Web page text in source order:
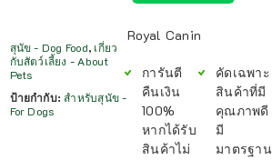
สุนัข - Dog Food, เกี่ยว
กับสัตว์เลี้ยง - About
Pets
ป้ายกำกับ:สำหรับสุนัข -
For Dogs
Royal Canin
การันตี
คืนเงิน
100%
หากได้รับ
สินค้าไม่
คัดเฉพาะ
สินค้าที่มี
คุณภาพดี
มี
มาตรฐาน